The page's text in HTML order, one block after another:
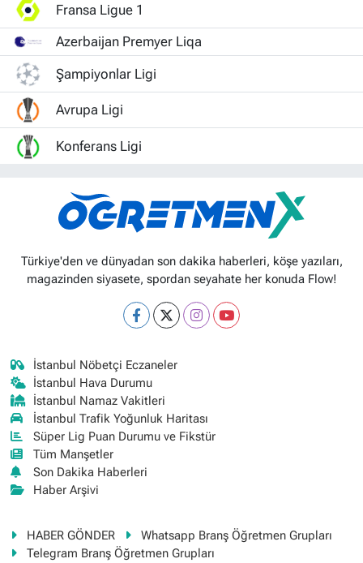
Fransa Ligue 1
Azerbaijan Premyer Liqa
Şampiyonlar Ligi
Avrupa Ligi
Konferans Ligi
Türkiye'den ve dünyadan son dakika haberleri, köşe yazıları,
magazinden siyasete, spordan seyahate her konuda Flow!
İstanbul Nöbetçi Eczaneler
İstanbul Hava Durumu
İstanbul Namaz Vakitleri
İstanbul Trafik Yoğunluk Haritası
Süper Lig Puan Durumu ve Fikstür
Tüm Manşetler
Son Dakika Haberleri
Haber Arşivi
HABER GÖNDER
Whatsapp Branş Öğretmen Grupları
Telegram Branş Öğretmen Grupları